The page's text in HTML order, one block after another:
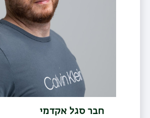
חבר סגל אקדמי